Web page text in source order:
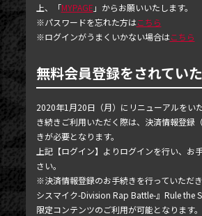
TICKET
PHOTOGALLERY
BLOG
MOVIE
SCHEDULE
MAIL MAGAZINE /
MY PAGE
MEMBER'S
上、「MYPAGE 」からお願いいたします。
※パスワードを忘れた方はこちら
※ログインがうまくいかない場合はこちら
無料会員登録をされてい
2020年1月20日（月）にリニューアルをい
き続きご利用いただく際は、決済情報登録
きが必要となります。
上記【ログイン】よりログインを行い、お
さい。
※決済情報登録のお手続きを行っていただ
シスマイク-Division Rap Battle-』Rule the
限定コンテンツのご利用が可能となります。